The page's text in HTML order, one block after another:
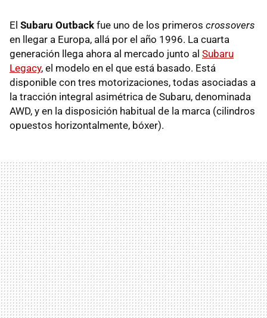
El Subaru Outback fue uno de los primeros crossovers
en llegar a Europa, allá por el año 1996. La cuarta
generación llega ahora al mercado junto al Subaru
Legacy, el modelo en el que está basado. Está
disponible con tres motorizaciones, todas asociadas a
la tracción integral asimétrica de Subaru, denominada
AWD, y en la disposición habitual de la marca (cilindros
opuestos horizontalmente, bóxer).